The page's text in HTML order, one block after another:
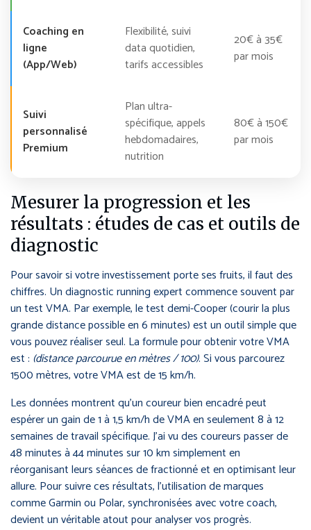
Coaching en
ligne
(App/Web)
Flexibilité, suivi
data quotidien,
tarifs accessibles
20€ à 35€
par mois
Suivi
personnalisé
Premium
Plan ultra-
spécifique, appels
hebdomadaires,
nutrition
80€ à 150€
par mois
Mesurer la progression et les
résultats : études de cas et outils de
diagnostic
Pour savoir si votre investissement porte ses fruits, il faut des
chiffres. Un diagnostic running expert commence souvent par
un test VMA. Par exemple, le test demi-Cooper (courir la plus
grande distance possible en 6 minutes) est un outil simple que
vous pouvez réaliser seul. La formule pour obtenir votre VMA
est : (distance parcourue en mètres / 100). Si vous parcourez
1500 mètres, votre VMA est de 15 km/h.
Les données montrent qu’un coureur bien encadré peut
espérer un gain de 1 à 1,5 km/h de VMA en seulement 8 à 12
semaines de travail spécifique. J’ai vu des coureurs passer de
48 minutes à 44 minutes sur 10 km simplement en
réorganisant leurs séances de fractionné et en optimisant leur
allure. Pour suivre ces résultats, l’utilisation de marques
comme Garmin ou Polar, synchronisées avec votre coach,
devient un véritable atout pour analyser vos progrès.